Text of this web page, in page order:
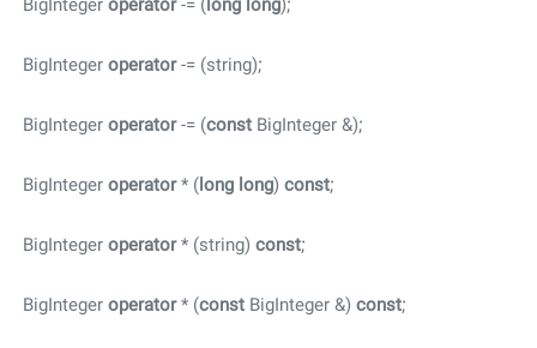
BigIntegeroperator-= (longlong
BigIntegeroperator-= (string);
BigIntegeroperator-= (constBigInteger &);
BigIntegeroperator * (longlong)const
BigIntegeroperator * (string)const
BigIntegeroperator * (constBigInteger &)const